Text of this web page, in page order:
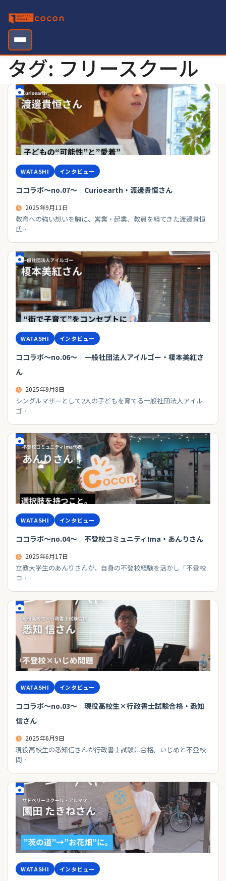
content
タグ: フリースクール
WATASHI インタビュー
ココラボ～no.07～｜Curioearth・渡邊貴恒さん
2025年9月11日
教育への強い想いを胸に、営業・起業、教員を経てきた渡邊貴恒
氏…
WATASHI インタビュー
ココラボ～no.06～｜一般社団法人アイルゴー・榎本美紅さ
ん
2025年9月8日
シングルマザーとして2人の子どもを育てる一般社団法人アイル
ゴ…
WATASHI インタビュー
ココラボ～no.04～｜不登校コミュニティIma・あんりさん
2025年6月17日
立教大学生のあんりさんが、自身の不登校経験を活かし「不登校
コ…
WATASHI インタビュー
ココラボ～no.03～｜現役高校生×行政書士試験合格・悉知
信さん
2025年6月9日
現役高校生の悉知信さんが行政書士試験に合格。いじめと不登校
問…
WATASHI インタビュー